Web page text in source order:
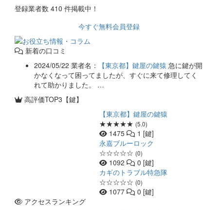
登録業者数 410 件掲載中！
今すぐ無料会員登録
新着の口コミ
2024/05/22 業者名： 【東京都】鍵屋の鍵猿 急に鍵が開
かなくなって困ってましたが、すぐに来て修理してく
れて助かりました。 …
高評価TOP3【鍵】
【東京都】鍵屋の鍵猿
★★★★★ (5.0)
1475
1 [鍵]
永嘉ブルーロック
☆☆☆☆☆ (0)
1092
0 [鍵]
カギのトラブル特急隊
☆☆☆☆☆ (0)
1077
0 [鍵]
アクセスランキング